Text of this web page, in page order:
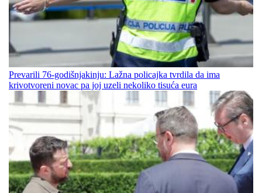
Prevarili 76-godišnjakinju: Lažna policajka tvrdila da ima
krivotvoreni novac pa joj uzeli nekoliko tisuća eura